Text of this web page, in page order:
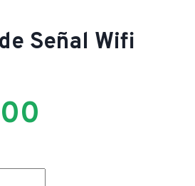
Señal Wifi